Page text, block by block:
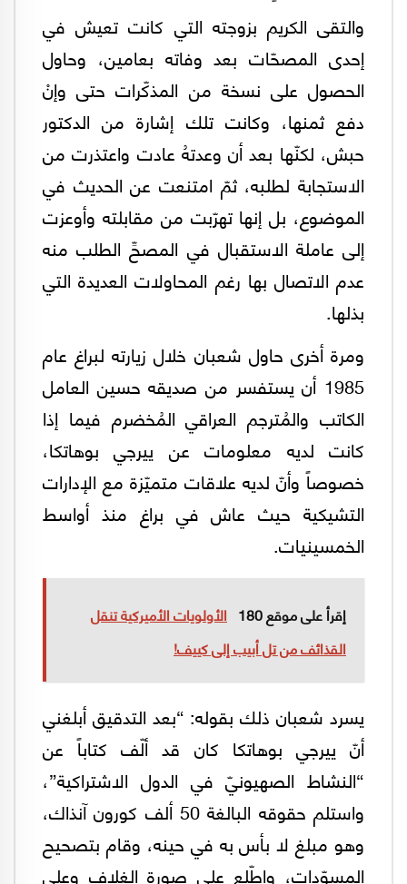
والتقى الكريم بزوجته التي كانت تعيش في
إحدى المصحّات بعد وفاته بعامين، وحاول
الحصول على نسخة من المذكّرات حتى وإنْ
دفع ثمنها، وكانت تلك إشارة من الدكتور
حبش، لكنّها بعد أن وعدتهُ عادت واعتذرت من
الاستجابة لطلبه، ثمّ امتنعت عن الحديث في
الموضوع، بل إنها تهرّبت من مقابلته وأوعزت
إلى عاملة الاستقبال في المصحِّ الطلب منه
عدم الاتصال بها رغم المحاولات العديدة التي
بذلها.
ومرة أخرى حاول شعبان خلال زيارته لبراغ عام
1985 أن يستفسر من صديقه حسين العامل
الكاتب والمُترجم العراقي المُخضرم فيما إذا
كانت لديه معلومات عن ييرجي بوهاتكا،
خصوصاً وأنّ لديه علاقات متميّزة مع الإدارات
التشيكية حيث عاش في براغ منذ أواسط
الخمسينيات.
إقرأ على موقع 180
الأولويات الأميركية تنقل
القذائف من تل أبيب إلى كييف!
يسرد شعبان ذلك بقوله: “بعد التدقيق أبلغني
أنّ ييرجي بوهاتكا كان قد ألّف كتاباً عن
“النشاط الصهيونيّ في الدول الاشتراكية”،
واستلم حقوقه البالغة 50 ألف كورون آنذاك،
وهو مبلغ لا بأس به في حينه، وقام بتصحيح
المسوّدات، واطّلع على صورة الغلاف وعلى